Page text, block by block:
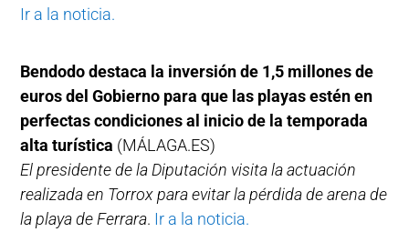
Ir a la noticia.
Bendodo destaca la inversión de 1,5 millones de
euros del Gobierno para que las playas estén en
perfectas condiciones al inicio de la temporada
alta turística (MÁLAGA.ES)
El presidente de la Diputación visita la actuación
realizada en Torrox para evitar la pérdida de arena de
la playa de Ferrara. Ir a la noticia.